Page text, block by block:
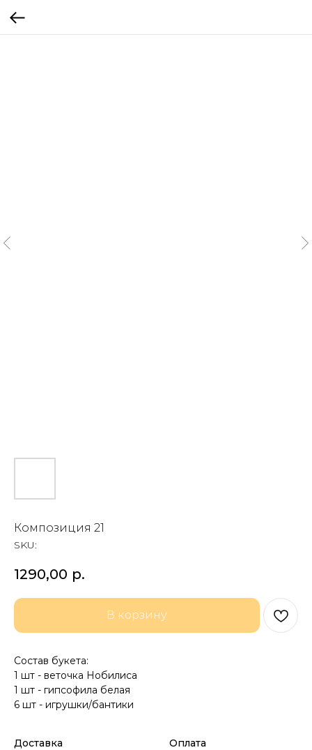
Композиция 21
SKU:
1290,00 р.
В корзину
Состав букета:
1 шт - веточка Нобилиса
1 шт - гипсофила белая
6 шт - игрушки/бантики
Доставка Оплата